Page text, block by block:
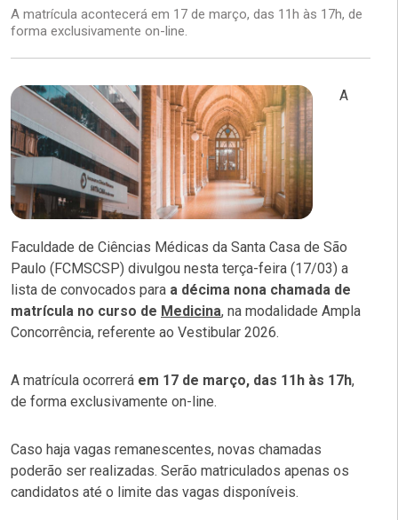
A matrícula acontecerá em 17 de março, das 11h às 17h, de
forma exclusivamente on-line.
A
Faculdade de Ciências Médicas da Santa Casa de São
Paulo (FCMSCSP) divulgou nesta terça-feira (17/03) a
lista de convocados para a décima nona chamada de
matrícula no curso de Medicina, na modalidade Ampla
Concorrência, referente ao Vestibular 2026.
A matrícula ocorrerá em 17 de março, das 11h às 17h,
de forma exclusivamente on-line.
Caso haja vagas remanescentes, novas chamadas
poderão ser realizadas. Serão matriculados apenas os
candidatos até o limite das vagas disponíveis.